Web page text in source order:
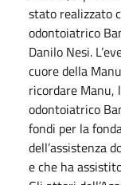
stato realizzato
odontoiatrico
Danilo Nesi.
cuore della
ricordare Manu,
odontoiatrico
fondi per la
dell’assistenza
e che ha